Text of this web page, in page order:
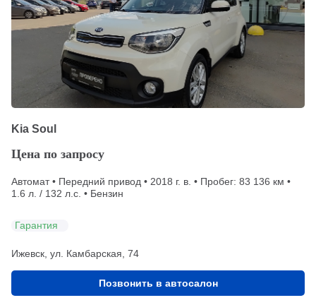
Kia Soul
Цена по запросу
Автомат • Передний привод • 2018 г. в. • Пробег: 83 136 км •
1.6 л. / 132 л.с. • Бензин
Гарантия
Ижевск, ул. Камбарская, 74
Позвонить в автосалон